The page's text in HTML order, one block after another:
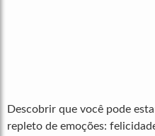
Descobrir que você pode
repleto de emoções: